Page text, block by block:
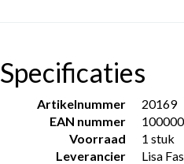
Specificaties
Artikelnummer
20169
EAN nummer
Voorraad
1 stuk
Leverancier
Lisa